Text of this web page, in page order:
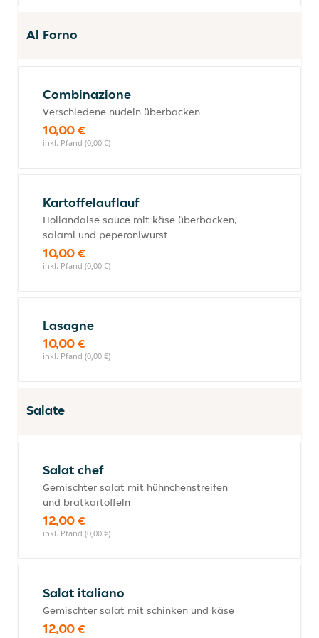
Al Forno
Combinazione
Verschiedene nudeln überbacken
10,00 €
inkl. Pfand (0,00 €)
Kartoffelauflauf
Hollandaise sauce mit käse überbacken,
salami und peperoniwurst
10,00 €
inkl. Pfand (0,00 €)
Lasagne
10,00 €
inkl. Pfand (0,00 €)
Salate
Salat chef
Gemischter salat mit hühnchenstreifen
und bratkartoffeln
12,00 €
inkl. Pfand (0,00 €)
Salat italiano
Gemischter salat mit schinken und käse
12,00 €